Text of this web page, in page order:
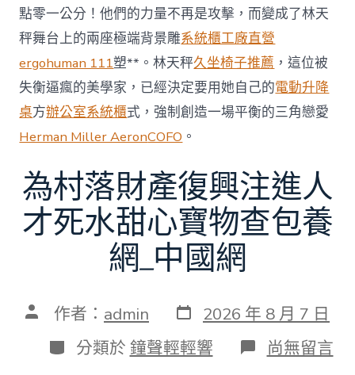
點零一公分！他們的力量不再是攻擊，而變成了林天
秤舞台上的兩座極端背景雕系統櫃工廠直營
ergohuman 111塑**。林天秤久坐椅子推薦 ，這位被
失衡逼瘋的美學家，已經決定要用她自己的電動升降
桌方辦公室系統櫃式，強制創造一場平衡的三角戀愛
Herman Miller AeronCOFO 。
為村落財產復興注進人
才死水甜心寶物查包養
網_中國網
文 作者： admin 發
表
日
期
2026 年 8 月 7 日
分
類
分類於 鐘聲輕輕響 在
〈為
尚無留言